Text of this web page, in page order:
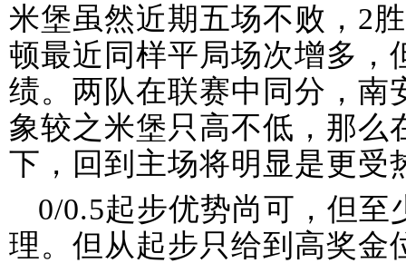
米堡虽然近期五场不败，2
顿最近同样平局场次增多，
绩。两队在联赛中同分，南
象较之米堡只高不低，那么
下，回到主场将明显是更受
0/0.5起步优势尚可，但
理。但从起步只给到高奖金